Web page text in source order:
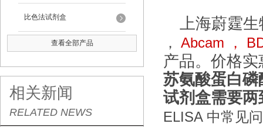
比色法试剂盒
查看全部产品
相关新闻
RELATED NEWS
上海蔚霆
， Abcam ，
产品。价格
苏氨酸蛋白
试剂盒需要
ELISA 中常见